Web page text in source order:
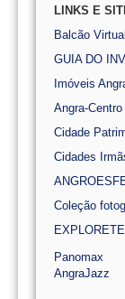
LINKS E
Balcão Virtual
GUIA DO
Imóveis
Angra-
Cidade
Cidades
Coleção
Panomax
AngraJazz